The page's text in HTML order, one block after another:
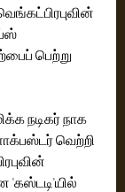
பெற்று
நடிகர் நாக
வெற்றி